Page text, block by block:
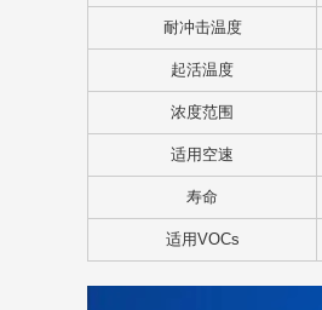
耐冲击温度
起活温度
浓度范围
适用空速
寿命
适用VOCs